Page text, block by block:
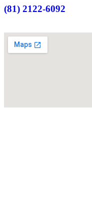
(81) 2122-6092